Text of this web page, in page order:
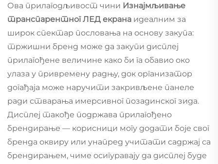
Ова прилагодљивост чини Изнајмљивање
транспарентног ЛЕД екрана идеалним за
широк спектар пословања на основу закупа:
тржишни бренд може да закупи дисплеј
прилагођене величине како би га обавио око
улаза у привремену радњу, док организатор
догађаја може наручити закривљене панеле
ради стварања имерсивног позадинског зида.
Дисплеј такође подржава прилагођено
брендирање — корисници могу додати боје свог
бренда оквиру или унапред учитати садржај са
брендирањем, чиме осигуравају да дисплеј буде